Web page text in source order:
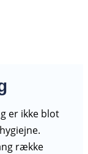
er ikke blot
række